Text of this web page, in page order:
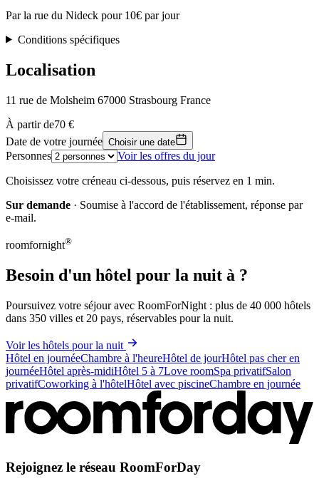
Par la rue du Nideck pour 10€ par jour
Conditions spécifiques
Localisation
11 rue de Molsheim 67000 Strasbourg France
70 €
+
−
À partir de70 €
Date de votre journée Choisir une date
Personnes Voir les offres du jour
Choisissez votre créneau ci-dessous, puis réservez en 1 min.
Sur demande · Soumise à l'accord de l'établissement, réponse par
e-mail.
roomfornight®
Besoin d'un hôtel pour la nuit à ?
Poursuivez votre séjour avec RoomForNight : plus de 40 000 hôtels
dans 350 villes et 20 pays, réservables pour la nuit.
Voir les hôtels pour la nuit
Hôtel en journéeChambre à l'heureHôtel de jourHôtel pas cher en
journéeHôtel après-midiHôtel 5 à 7Love roomSpa privatifSalon
privatifCoworking à l'hôtelHôtel avec piscineChambre en journée
Rejoignez le réseau RoomForDay